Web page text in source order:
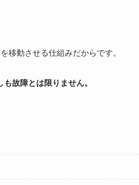
移動させる仕組みだからです。
も故障とは限りません。